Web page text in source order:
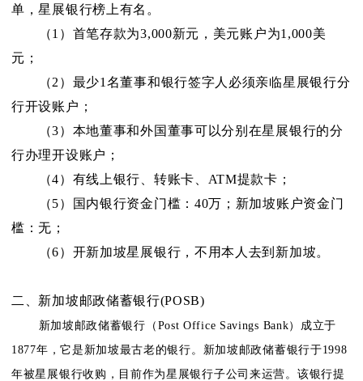
单，星展银行榜上有名。
（1）首笔存款为3,000新元，美元账户为1,000美
元；
（2）最少1名董事和银行签字人必须亲临星展银行分
行开设账户；
（3）本地董事和外国董事可以分别在星展银行的分
行办理开设账户；
（4）有线上银行、转账卡、ATM提款卡；
（5）国内银行资金门槛：40万；新加坡账户资金门
槛：无；
（6）开新加坡星展银行，不用本人去到新加坡。
二、新加坡邮政储蓄银行(POSB)
新加坡邮政储蓄银行（Post Office Savings Bank）成立于
1877年，它是新加坡最古老的银行。新加坡邮政储蓄银行于1998
年被星展银行收购，目前作为星展银行子公司来运营。该银行提